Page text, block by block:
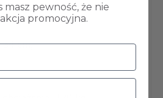
42 cm,
34 cm,
masz pewność, że nie
promocyjna.